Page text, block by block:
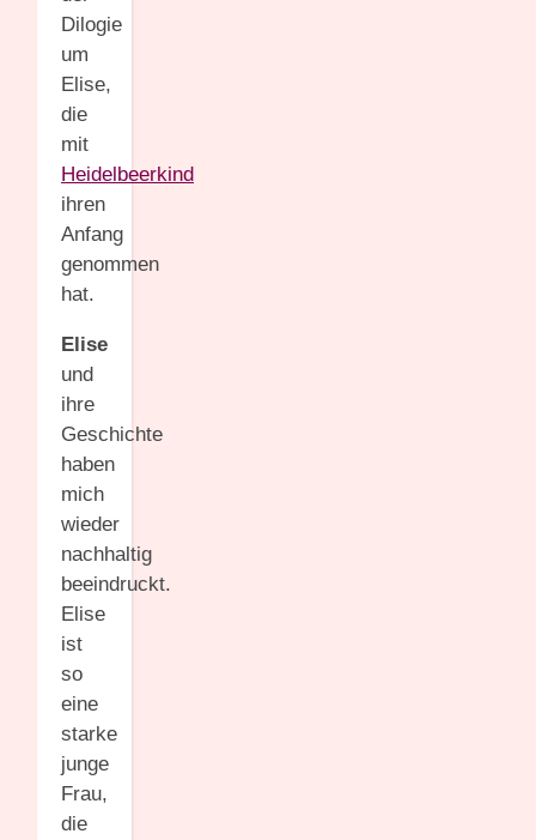
Dilogie
um
Elise,
die
mit
Heidelbeerkind
ihren
Anfang
genommen
hat.
Elise
und
ihre
Geschichte
haben
mich
wieder
nachhaltig
beeindruckt.
Elise
ist
so
eine
starke
junge
Frau,
die